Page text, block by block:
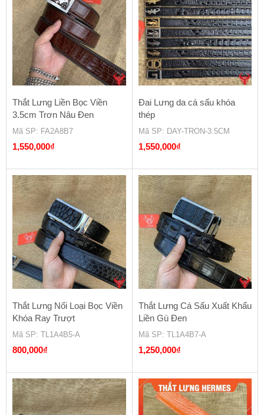
Thắt Lưng Liền Bọc Viền
3.5cm Trơn Nâu Đen
Mã SP: FA2A8B7
1,550,000₫
Đai Lưng da cá sấu khóa
thép
Mã SP: DAY-TRON-3.5CM
1,550,000₫
Thắt Lưng Nối Loại Bọc Viền
Khóa Ray Trượt
Mã SP: TL1A4B5-A
800,000₫
Thắt Lưng Cá Sấu Xuất Khẩu
Liền Gù Đen
Mã SP: TL1A4B7-A
1,250,000₫